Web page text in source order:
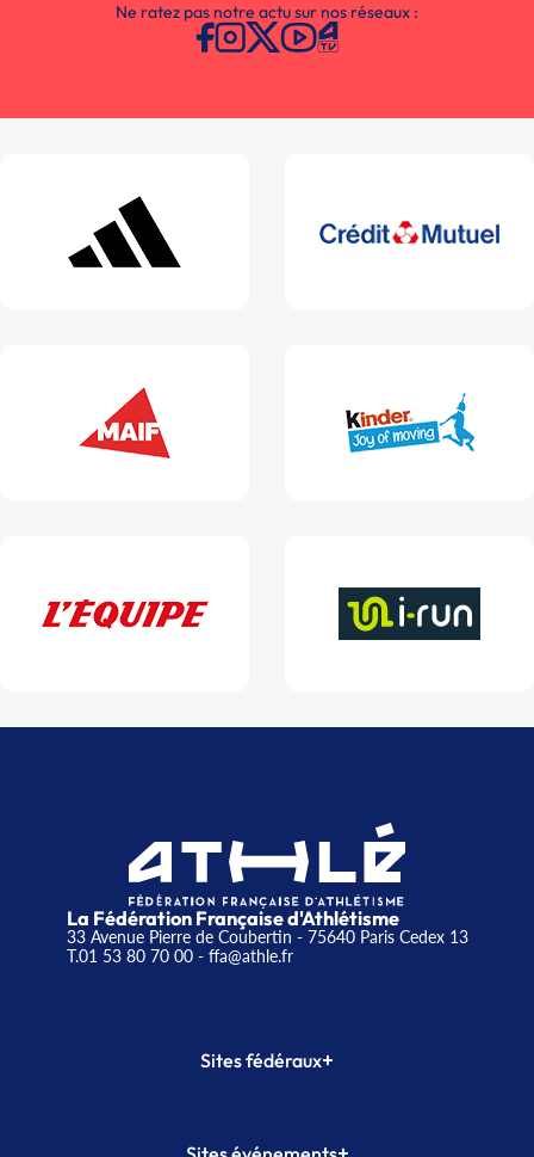
Ne ratez pas notre actu sur nos réseaux :
La Fédération Française d'Athlétisme
33 Avenue Pierre de Coubertin - 75640 Paris Cedex 13
T.01 53 80 70 00- ffa@athle.fr
Sites fédéraux+